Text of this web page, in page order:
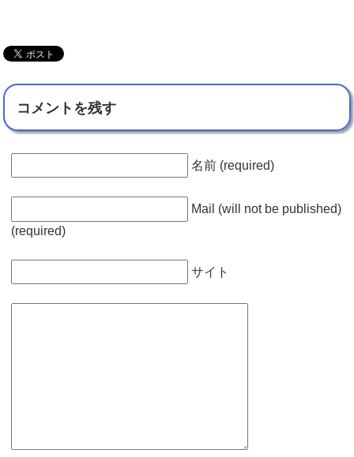
コメントを残す
名前 (required)
Mail (will not be published)
(required)
サイト